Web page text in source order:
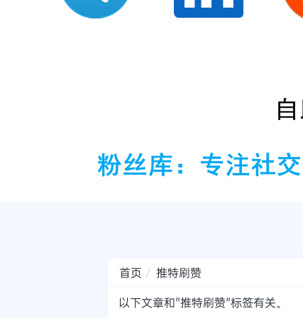
首页
推特刷赞
以下文章和"推特刷赞"标签有关。